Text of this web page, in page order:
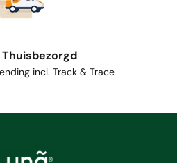
incl. Track & Trace